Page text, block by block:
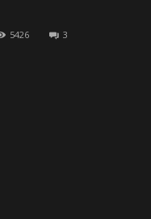
5426 3